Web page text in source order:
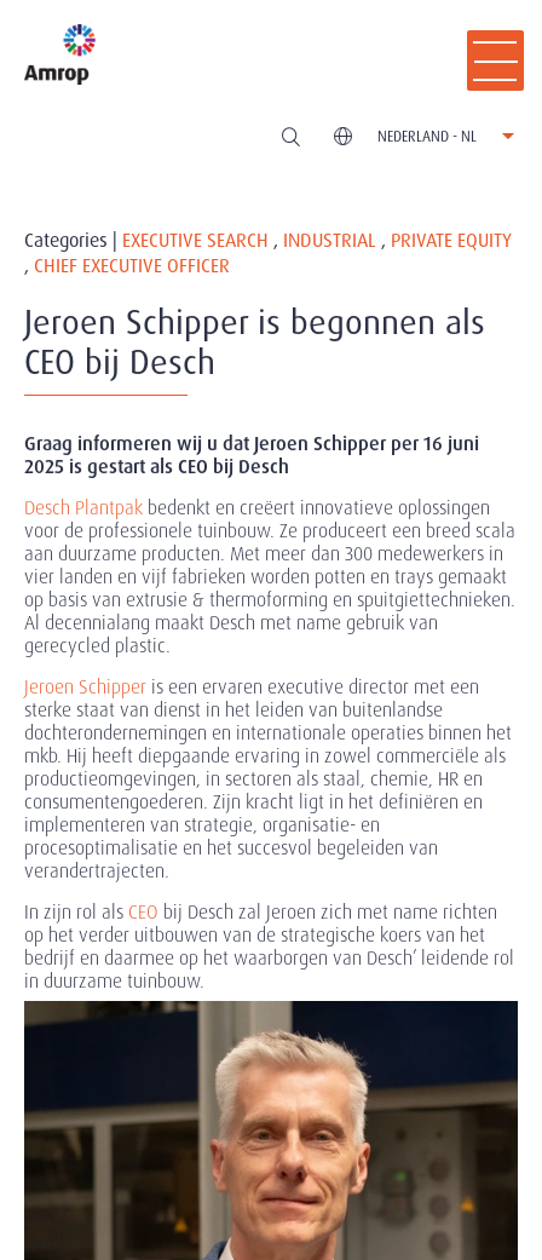
NEDERLAND - NL
Categories | EXECUTIVE SEARCH , INDUSTRIAL , PRIVATE EQUITY
, CHIEF EXECUTIVE OFFICER
Jeroen Schipper is begonnen als
CEO bij Desch
Graag informeren wij u dat Jeroen Schipper per 16 juni
2025 is gestart alsCEO bij Desch
Desch Plantpak bedenkt en creëert innovatieve oplossingen
voor de professionele tuinbouw. Ze produceert een breed scala
aan duurzame producten. Met meer dan 300 medewerkers in
vier landen en vijf fabrieken worden potten en trays gemaakt
op basis van extrusie & thermoforming en spuitgiettechnieken.
Al decennialang maakt Desch met name gebruik van
gerecycled plastic.
Jeroen Schipper is een ervaren executive director met een
sterke staat van dienst in het leiden van buitenlandse
dochterondernemingen en internationale operaties binnen het
mkb. Hij heeft diepgaande ervaring in zowel commerciële als
productieomgevingen, in sectoren als staal, chemie, HR en
consumentengoederen. Zijn kracht ligt in het definiëren en
implementeren van strategie, organisatie- en
procesoptimalisatie en het succesvol begeleiden van
verandertrajecten.
In zijn rol als CEO bij Desch zal Jeroen zich met name richten
op het verder uitbouwen van de strategische koers van het
bedrijf en daarmee op het waarborgen van Desch’ leidende rol
in duurzame tuinbouw.